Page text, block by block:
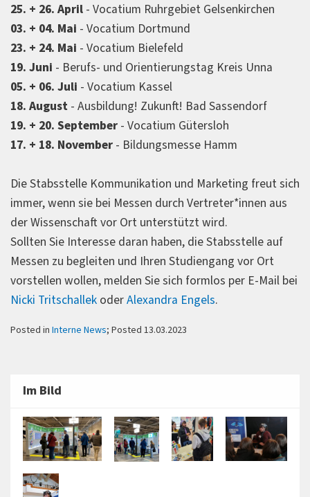
25. + 26. April - Vocatium Ruhrgebiet Gelsenkirchen
03. + 04. Mai - Vocatium Dortmund
23. + 24. Mai - Vocatium Bielefeld
19. Juni - Berufs- und Orientierungstag Kreis Unna
05. + 06. Juli - Vocatium Kassel
18. August - Ausbildung! Zukunft! Bad Sassendorf
19. + 20. September - Vocatium Gütersloh
17. + 18. November - Bildungsmesse Hamm
Die Stabsstelle Kommunikation und Marketing freut sich
immer, wenn sie bei Messen durch Vertreter*innen aus
der Wissenschaft vor Ort unterstützt wird.
Sollten Sie Interesse daran haben, die Stabsstelle auf
Messen zu begleiten und Ihren Studiengang vor Ort
vorstellen wollen, melden Sie sich formlos per E-Mail bei
Nicki Tritschallek oderAlexandra Engels.
Posted in Interne News; Posted 13.03.2023
Im Bild